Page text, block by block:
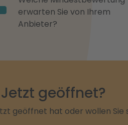
erwarten Sie von Ihrem
Anbieter?
Jetzt geöffnet?
geöffnet hat oder wollen